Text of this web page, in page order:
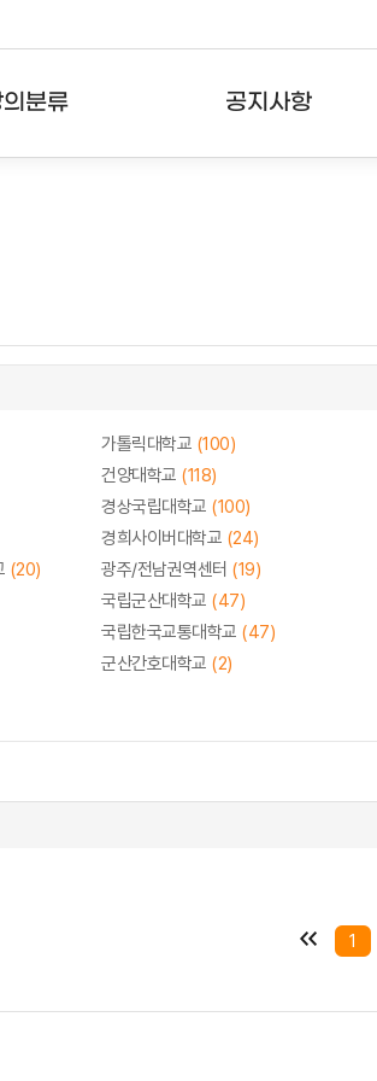
분류 공지사항
가톨릭대학교 (100)
건양대학교 (118)
경상국립대학교 (100)
경희사이버대학교 (24)
(20) 광주/전남권역센터 (19)
국립군산대학교 (47)
국립한국교통대학교 (47)
군산간호대학교 (2)
1